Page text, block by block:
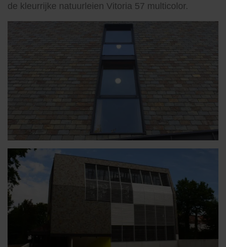
de kleurrijke natuurleien Vitoria 57 multicolor.